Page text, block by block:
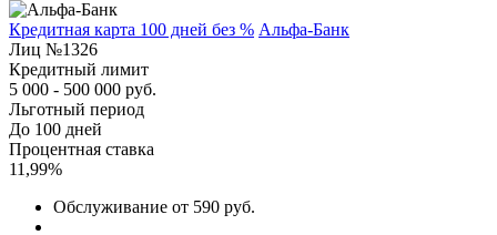
Кредитная карта 100 дней без % Альфа-Банк
Лиц №1326
Кредитный лимит
5 000 - 500 000 руб.
Льготный период
До 100 дней
Процентная ставка
11,99%
Обслуживание от 590 руб.